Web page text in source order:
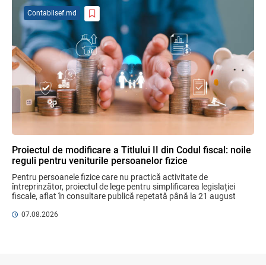
Efectele trecerii la euro ca monedă de
referință
06.08.2026 BNM
Bunurile și banii confiscați vor fi utilizați
în scopuri sociale și în interes public
06.08.2026 Guvernul RM
Gala Financiară 2026 – solicitare de
nominalizare a candidaților
03.08.2026 Ministerul Finanțelor
Proiectul de modificare a Titlului II din Codul fiscal: noile
reguli pentru veniturile persoanelor fizice
Pentru persoanele fizice care nu practică activitate de
întreprinzător, proiectul de lege pentru simplificarea legislației
fiscale, aflat în consultare publică repetată până la 21 august
07.08.2026
Contabilsef.md